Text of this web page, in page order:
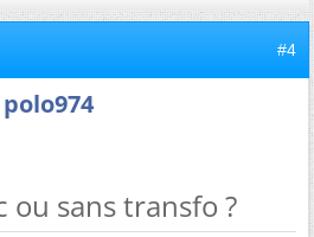
#4
polo974
ou sans transfo ?